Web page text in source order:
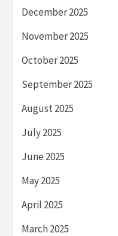
December 2025
November 2025
October 2025
September 2025
August 2025
July 2025
June 2025
May 2025
April 2025
March 2025